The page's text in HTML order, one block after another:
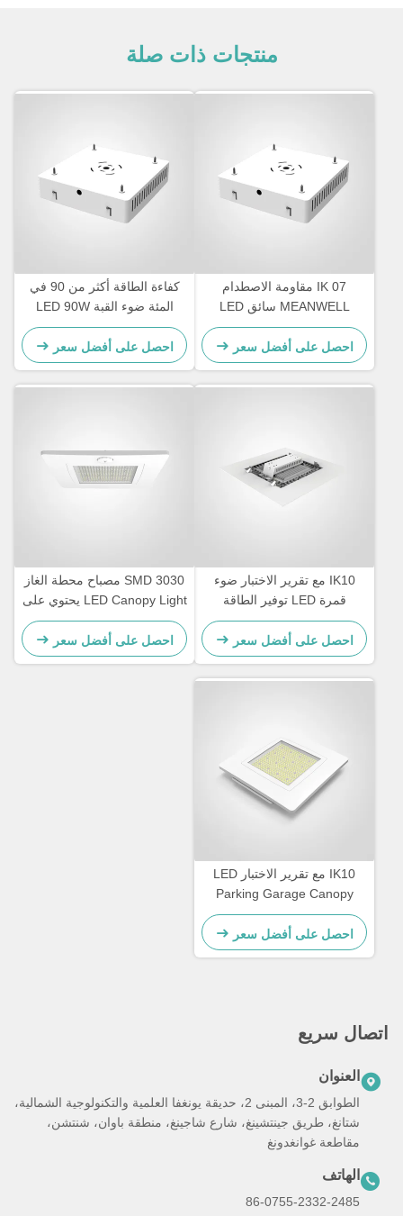
منتجات ذات صلة
IK 07 مقاومة الاصطدام
MEANWELL سائق LED
محطة وقود غطاء توفير الضوء
وحل الإضاءة الخارجية الدائمة
احصل على أفضل سعر
كفاءة الطاقة أكثر من 90 في
المئة ضوء القبة LED 90W
واطة غطاء الألومنيوم الصب
الصمامي مصممة للإضاءة
التجارية في الهواء الطلق
احصل على أفضل سعر
IK10 مع تقرير الاختبار ضوء
قمرة LED توفير الطاقة
التصميم الدائم مناسبة لمواقف
السيارات في الهواء الطلق
المرآب وإضاءة محطة الغاز
احصل على أفضل سعر
SMD 3030 مصباح محطة الغاز
LED Canopy Light يحتوي على
غطاء الألومنيوم القوي للصب
الطاقة طويلة الأمد الإضاءة
الخارجية
احصل على أفضل سعر
IK10 مع تقرير الاختبار LED
Parking Garage Canopy
Light متكامل SMD 3030 LED
Chip الإضاءة المقاومة للظروف
الجوية لمرافق وقوف السيارات
احصل على أفضل سعر
اتصال سريع
العنوان
الطوابق 2-3، المبنى 2، حديقة يونغفا العلمية والتكنولوجية الشمالية،
شتانغ، طريق جينتشينغ، شارع شاجينغ، منطقة باوان، شنتشن،
مقاطعة غوانغدونغ
الهاتف
86-0755-2332-2485